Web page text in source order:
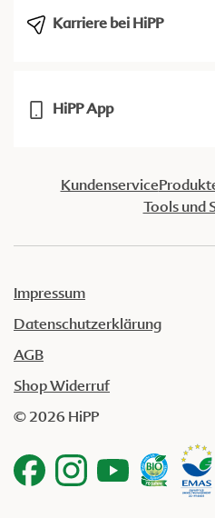
Karriere bei HiPP
HiPP App
Kundenservice
Tools und
Impressum
Datenschutzerklärung
AGB
Shop Widerruf
© 2026 HiPP